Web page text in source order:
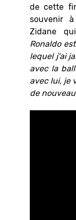
de cette
souvenir
Zidane
Ronaldo
lequel j'ai
avec la
avec lui, je
de